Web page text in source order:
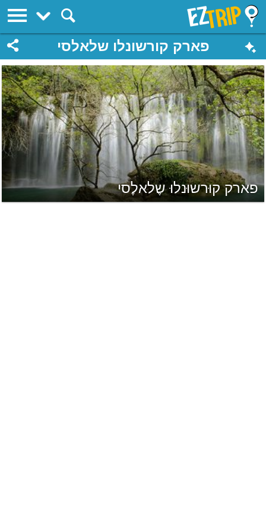
EZTrip
פארק קורשונלו שלאלסי
פארק קוּרשוּנלוּ שֶלאלֶסי